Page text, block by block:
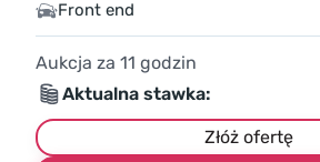
Front end
Aukcja za 11 godzin
Aktualna stawka:
Złóż ofertę